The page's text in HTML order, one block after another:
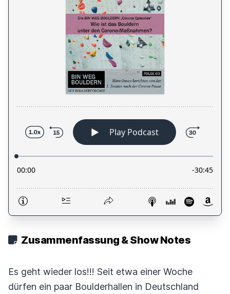
Zusammenfassung & Show Notes
Es geht wieder los!!! Seit etwa einer Woche
dürfen ein paar Boulderhallen in Deutschland